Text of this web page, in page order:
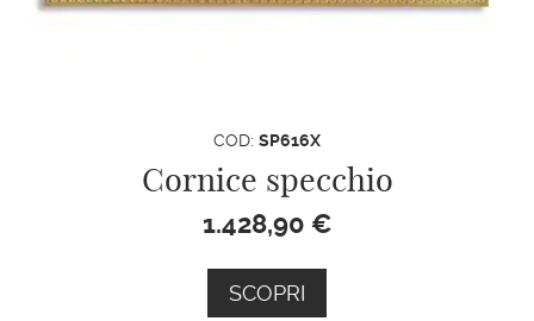
COD: SP616X
Cornice specchio
1.428,90 €
SCOPRI